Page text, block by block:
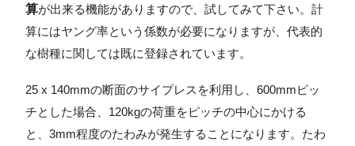
算が出来る機能がありますので、試してみて下さい。計
算にはヤング率という係数が必要になりますが、代表的
な樹種に関しては既に登録されています。
25 x 140mmの断面のサイプレスを利用し、600mmピッ
チとした場合、120kgの荷重をピッチの中心にかける
と、3mm程度のたわみが発生することになります。たわ